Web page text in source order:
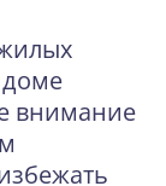
доме
внимание